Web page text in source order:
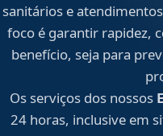
sanitários e
foco é garantir rapidez,
benefício, seja para
Os serviços dos nossos
24 horas, inclusive em